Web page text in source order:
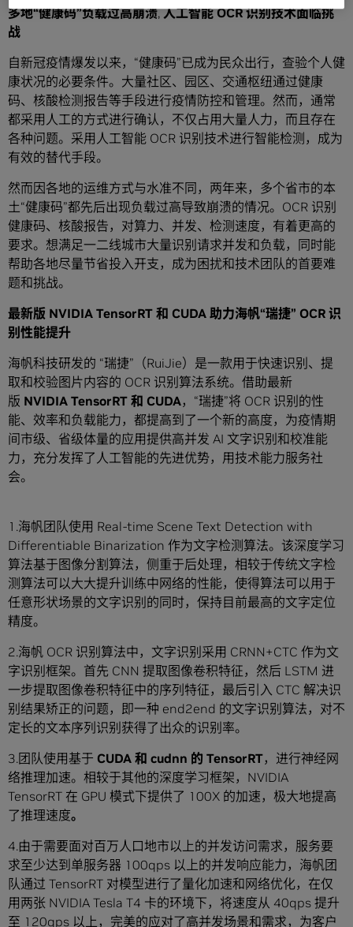
多地“健康码”负载过高崩溃,人工智能OCR识别技术面临挑
战
自新冠疫情爆发以来，“健康码”已成为民众出行，查验个人健
康状况的必要条件。大量社区、园区、交通枢纽通过健康
码、核酸检测报告等手段进行疫情防控和管理。然而，通常
都采用人工的方式进行确认，不仅占用大量人力，而且存在
各种问题。采用人工智能 OCR 识别技术进行智能检测，成为
有效的替代手段。
然而因各地的运维方式与水准不同，两年来，多个省市的本
土“健康码”都先后出现负载过高导致崩溃的情况。OCR 识别
健康码、核酸报告，对算力、并发、检测速度，有着更高的
要求。想满足一二线城市大量识别请求并发和负载，同时能
帮助各地尽量节省投入开支，成为困扰和技术团队的首要难
题和挑战。
最新版 NVIDIA TensorRT 和 CUDA 助力海帆“瑞捷” OCR 识
别性能提升
海帆科技研发的 “瑞捷”（RuiJie）是一款用于快速识别、提
取和校验图片内容的 OCR 识别算法系统。借助最新
版 NVIDIA TensorRT 和 CUDA，“瑞捷”将 OCR 识别的性
能、效率和负载能力，都提高到了一个新的高度，为疫情期
间市级、省级体量的应用提供高并发 AI 文字识别和校准能
力，充分发挥了人工智能的先进优势，用技术能力服务社
会。
1.海帆团队使用 Real-time Scene Text Detection with
Differentiable Binarization 作为文字检测算法。该深度学习
算法基于图像分割算法，侧重于后处理，相较于传统文字检
测算法可以大大提升训练中网络的性能，使得算法可以用于
任意形状场景的文字识别的同时，保持目前最高的文字定位
精度。
2.海帆 OCR 识别算法中，文字识别采用 CRNN+CTC 作为文
字识别框架。首先 CNN 提取图像卷积特征，然后 LSTM 进
一步提取图像卷积特征中的序列特征，最后引入 CTC 解决识
别结果矫正的问题，即一种 end2end 的文字识别算法，对不
定长的文本序列识别获得了出众的识别率。
3.团队使用基于 CUDA 和 cudnn 的 TensorRT，进行神经网
络推理加速。相较于其他的深度学习框架，NVIDIA
TensorRT 在 GPU 模式下提供了 100X 的加速，极大地提高
了推理速度。
4.由于需要面对百万人口地市以上的并发访问需求，服务要
求至少达到单服务器 100qps 以上的并发响应能力，海帆团
队通过 TensorRT 对模型进行了量化加速和网络优化，在仅
用两张 NVIDIA Tesla T4 卡的环境下，将速度从 40qps 提升
至 120qps 以上，完美的应对了高并发场景和需求，为客户